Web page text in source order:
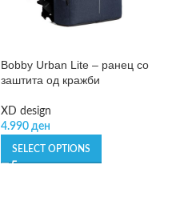
Bobby Urban Lite – ранец со
заштита од кражби
XD design
4.990 ден
SELECT OPTIONS